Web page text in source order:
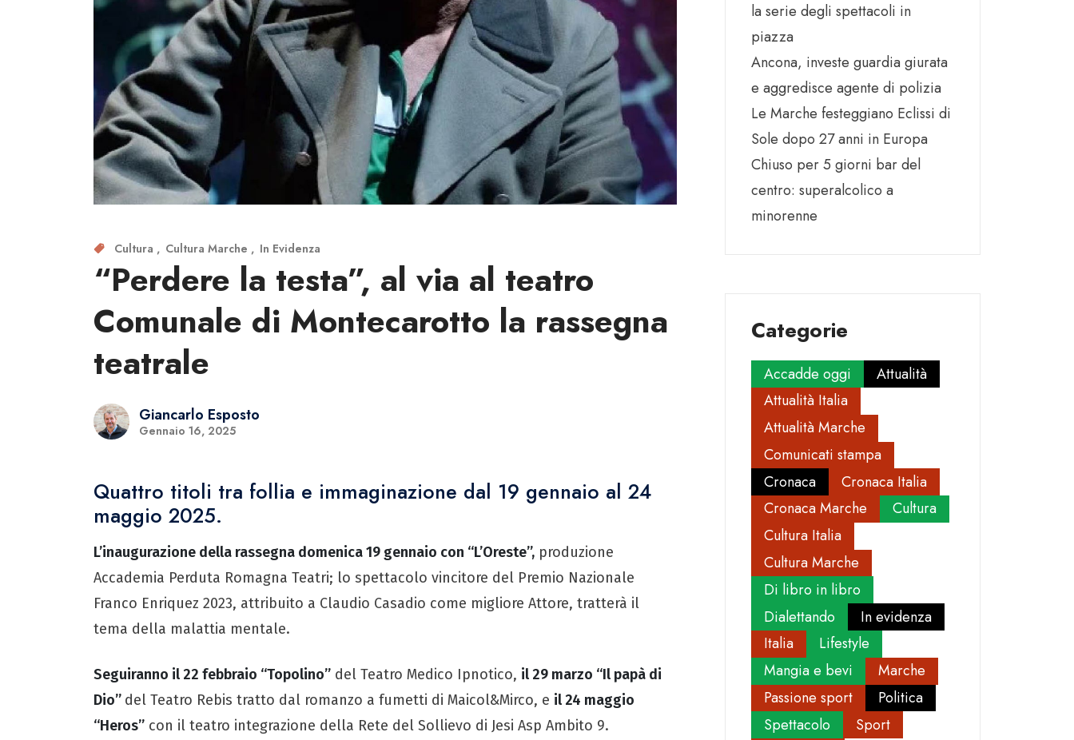
Cultura Cultura Marche In Evidenza
“Perdere la testa”, al via al teatro
Comunale di Montecarotto la rassegna
teatrale
Giancarlo Esposto
Gennaio 16, 2025
Quattro titoli tra follia e immaginazione dal 19 gennaio al 24
maggio 2025.
L’inaugurazione della rassegna domenica 19 gennaio con “L’Oreste”, produzione
Accademia Perduta Romagna Teatri; lo spettacolo vincitore del Premio Nazionale
Franco Enriquez 2023, attribuito a Claudio Casadio come migliore Attore, tratterà il
tema della malattia mentale.
Seguiranno il 22 febbraio “Topolino” del Teatro Medico Ipnotico, il 29 marzo “Il papà di
Dio” del Teatro Rebis tratto dal romanzo a fumetti di Maicol&Mirco, e il 24 maggio
“Heros” con il teatro integrazione della Rete del Sollievo di Jesi Asp Ambito 9.
la serie degli spettacoli in
piazza
Ancona, investe guardia giurata
e aggredisce agente di polizia
Le Marche festeggiano Eclissi di
Sole dopo 27 anni in Europa
Chiuso per 5 giorni bar del
centro: superalcolico a
minorenne
Categorie
Accadde oggi
Attualità
Attualità Italia
Attualità Marche
Comunicati stampa
Cronaca
Cronaca Italia
Cronaca Marche
Cultura
Cultura Italia
Cultura Marche
Di libro in libro
Dialettando
In evidenza
Italia
Lifestyle
Mangia e bevi
Marche
Passione sport
Politica
Spettacolo
Sport